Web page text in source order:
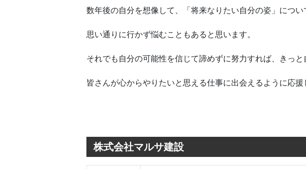
数年後の自分を想像して、「将来なりたい自分の姿」につい
思い通りに行かず悩むこともあると思います。
それでも自分の可能性を信じて諦めずに努力すれば、きっと
皆さんが心からやりたいと思える仕事に出会えるように応援
株式会社マルサ建設